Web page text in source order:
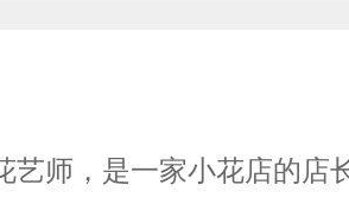
艺师，是一家小花店的店